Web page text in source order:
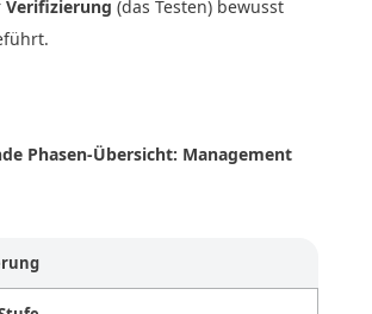
Verifizierung (das Testen) bewusst
Phasen-Übersicht: Management